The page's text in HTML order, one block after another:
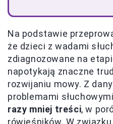
Na podstawie
że dzieci z wadami
zdiagnozowane na
napotykają znaczne
rozwijaniu mowy. Z
problemami
razy mniej treści, w